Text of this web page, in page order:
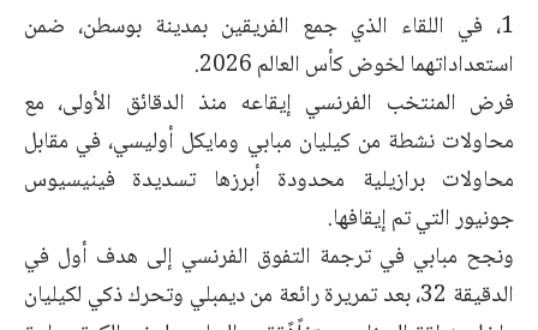
1، في اللقاء الذي جمع الفريقين بمدينة بوسطن، ضمن
استعداداتهما لخوض كأس العالم 2026.
فرض المنتخب الفرنسي إيقاعه منذ الدقائق الأولى، مع
محاولات نشطة من كيليان مبابي ومايكل أوليسي، في مقابل
محاولات برازيلية محدودة أبرزها تسديدة فينيسيوس
جونيور التي تم إيقافها.
ونجح مبابي في ترجمة التفوق الفرنسي إلى هدف أول في
الدقيقة 32، بعد تمريرة رائعة من ديمبلي وتحرك ذكي لكيليان